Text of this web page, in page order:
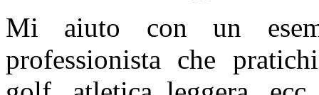
Mi aiuto con un
professionista che